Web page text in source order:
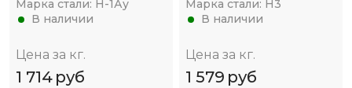
Марка стали: Н-1Ау
В наличии
Цена за кг.
1 714 руб
Марка стали: Н3
В наличии
Цена за кг.
1 579 руб